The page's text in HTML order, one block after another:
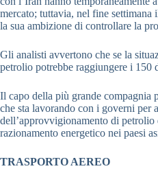
mercato; tuttavia, nel fine settimana
la sua ambizione di controllare la
Gli analisti avvertono che se la
petrolio potrebbe raggiungere i 150
Il capo della più grande compagnia
che sta lavorando con i governi per
dell’approvvigionamento di petrolio
razionamento energetico nei paesi
TRASPORTO AEREO